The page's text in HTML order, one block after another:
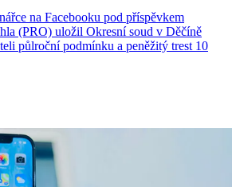
na Facebooku pod příspěvkem
(PRO) uložil Okresní soud v Děčíně
půlroční podmínku a peněžitý trest 10